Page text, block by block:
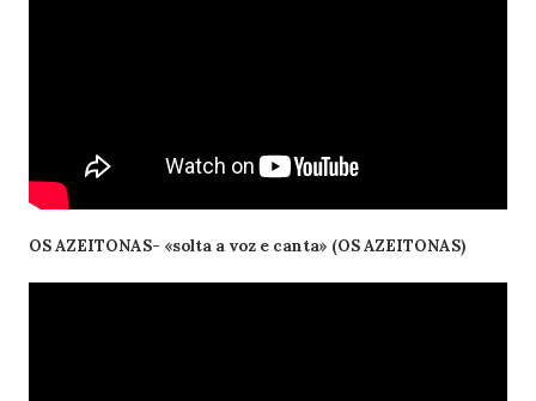
OS AZEITONAS- «solta a voz e canta» (OS AZEITONAS)